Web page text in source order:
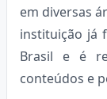
em diversas
instituição já
Brasil e é
conteúdos e